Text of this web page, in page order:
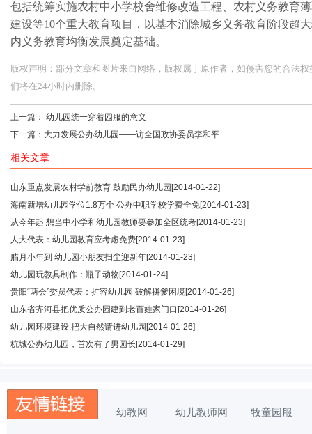
包括统筹实施农村中小学校舍维修改造工程、农村义务教育
建设等10个重大教育项目，以基本消除城乡义务教育阶段超
内义务教育均衡发展奠定基础。
版权声明：部分文章和图片来自网络，版权属于原作者，如侵害您的合法
们将在24小时内删除。
上一篇： 幼儿园统一穿着园服的意义
下一篇： 大力发展公办幼儿园——访全国政协委员李和平
相关文章
山东重点发展农村学前教育 鼓励民办幼儿园 [2014-01-22]
海南新增幼儿园学位1.8万个 公办中职学校学费全免[2014-01-23]
从今年起 想当中小学和幼儿园教师要参加全区统考[2014-01-23]
人大代表：幼儿园教育应考虑免费[2014-01-23]
腊月小年到 幼儿园小朋友扫尘迎新年[2014-01-23]
幼儿园玩教具制作：瓶子动物 [2014-01-24]
贵阳“两会”委员代表：扩容幼儿园 破解拼爹困境[2014-01-26]
山东省齐河县把优质公办园建到老百姓家门口 [2014-01-26]
幼儿园环境建设:把大自然请进幼儿园 [2014-01-26]
杭城公办幼儿园，首次有了男园长 [2014-01-29]
幼教网 幼儿教师网 牧童园服